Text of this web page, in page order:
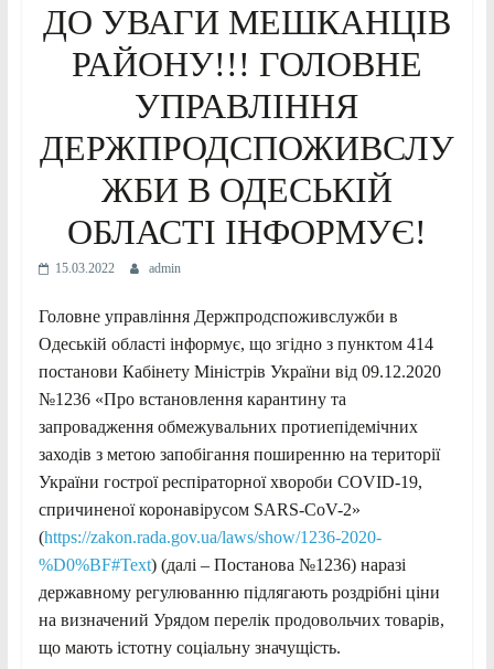
ДО УВАГИ МЕШКАНЦІВ
РАЙОНУ!!! ГОЛОВНЕ
УПРАВЛІННЯ
ДЕРЖПРОДСПОЖИВСЛУ
ЖБИ В ОДЕСЬКІЙ
ОБЛАСТІ ІНФОРМУЄ!
15.03.2022 admin
Головне управління Держпродспоживслужби в
Одеській області інформує, що згідно з пунктом 414
постанови Кабінету Міністрів України від 09.12.2020
№1236 «Про встановлення карантину та
запровадження обмежувальних протиепідемічних
заходів з метою запобігання поширенню на території
України гострої респіраторної хвороби COVID-19,
спричиненої коронавірусом SARS-CoV-2»
(https://zakon.rada.gov.ua/laws/show/1236-2020-
%D0%BF#Text) (далі – Постанова №1236) наразі
державному регулюванню підлягають роздрібні ціни
на визначений Урядом перелік продовольчих товарів,
що мають істотну соціальну значущість.